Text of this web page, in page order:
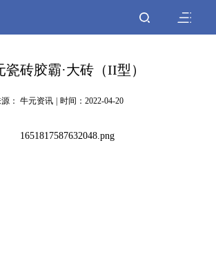
瓷砖胶霸·大砖（II型）
： 牛元资讯 时间：2022-04-20